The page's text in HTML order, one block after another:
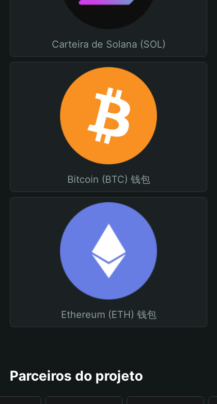
Carteira de Solana (SOL)
Bitcoin (BTC) 钱包
Ethereum (ETH) 钱包
Parceiros do projeto